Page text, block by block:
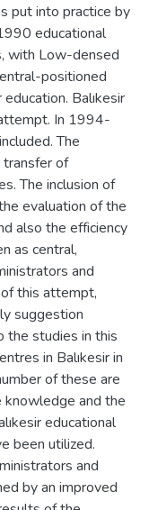
put into practice by
educational
with Low-densed
positioned
Balıkesir
In 1994-
The
of
The inclusion of
evaluation of the
also the efficiency
as central,
and
this attempt,
suggestion
the studies in this
in Balıkesir in
of these are
knowledge and the
educational
been utilized.
and
by an improved